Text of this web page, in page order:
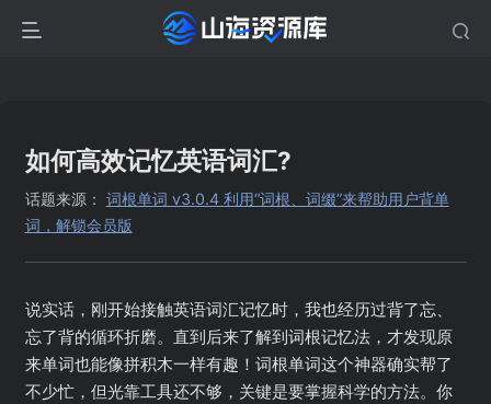
如何高效记忆英语词汇?
话题来源： 词根单词 v3.0.4 利用“词根、词缀”来帮助用户背单
词，解锁会员版
说实话，刚开始接触英语词汇记忆时，我也经历过背了忘、
忘了背的循环折磨。直到后来了解到词根记忆法，才发现原
来单词也能像拼积木一样有趣！词根单词这个神器确实帮了
不少忙，但光靠工具还不够，关键是要掌握科学的方法。你